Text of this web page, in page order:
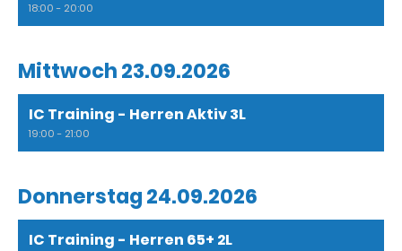
18:00 - 20:00
Mittwoch 23.09.2026
IC Training - Herren Aktiv 3L
19:00 - 21:00
Donnerstag 24.09.2026
IC Training - Herren 65+ 2L